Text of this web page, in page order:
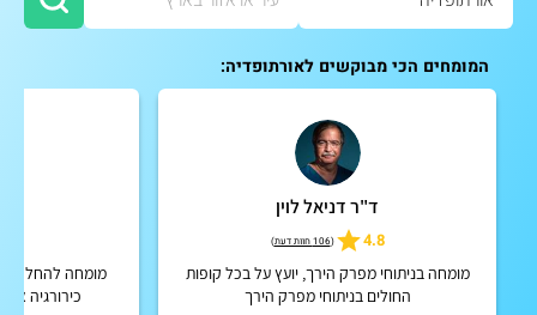
המומחים הכי מבוקשים לאורתופדיה:
ד"ר דניאל לוין
4.8
(106 חוות דעת )
מומחה בניתוחי מפרק הירך, יועץ על בכל קופות
החולים בניתוחי מפרק הירך
מומחה להחלפת
כירורגיה